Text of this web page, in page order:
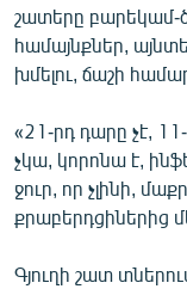
շատերը բարեկամ-
համայնքներ,
խմելու, ճաշի
«21-րդ դարը չէ,
չկա, կորոնա է,
ջուր, որ չլինի,
քրաբերդցիներից
Գյուղի շատ